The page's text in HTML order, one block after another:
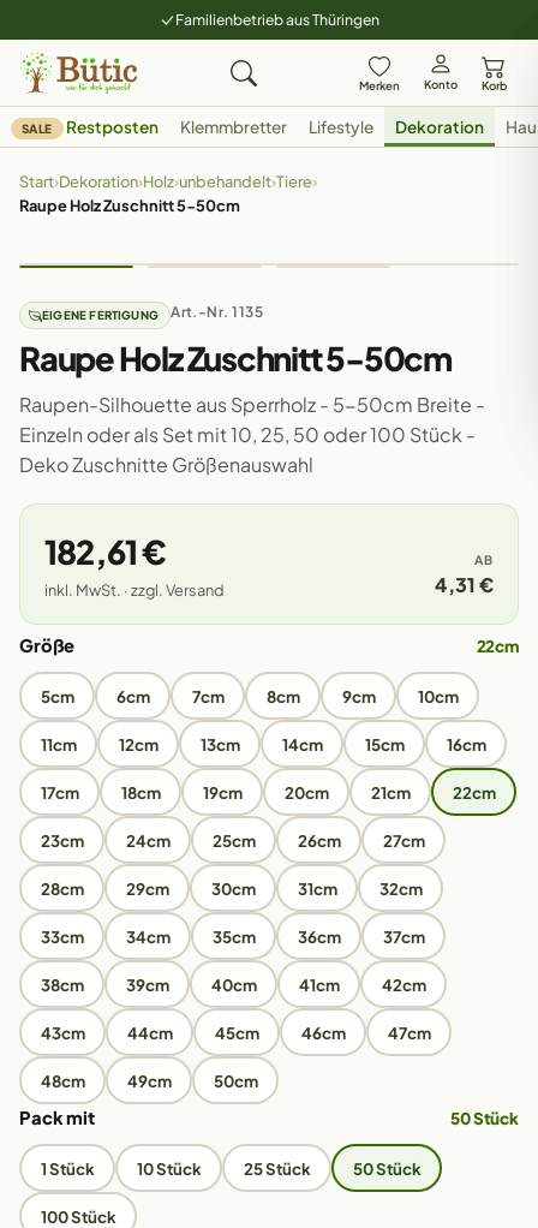
Familienbetrieb aus Thüringen
Merken Konto Korb
SALE Restposten Klemmbretter Lifestyle Dekoration
Start›Dekoration›Holz›unbehandelt›Tiere›
Raupe Holz Zuschnitt 5-50cm
EIGENE FERTIGUNG Art.-Nr. 1135
Raupe Holz Zuschnitt 5-50cm
Raupen-Silhouette aus Sperrholz - 5-50cm Breite -
Einzeln oder als Set mit 10, 25, 50 oder 100 Stück -
Deko Zuschnitte Größenauswahl
182,61 €
inkl. MwSt. · zzgl. Versand
AB
4,31 €
Größe 22cm
5cm 6cm 7cm 8cm 9cm 10cm
11cm 12cm 13cm 14cm 15cm 16cm
17cm 18cm 19cm 20cm 21cm 22cm
23cm 24cm 25cm 26cm 27cm
28cm 29cm 30cm 31cm 32cm
33cm 34cm 35cm 36cm 37cm
38cm 39cm 40cm 41cm 42cm
43cm 44cm 45cm 46cm 47cm
48cm 49cm 50cm
Pack mit 50 Stück
1 Stück 10 Stück 25 Stück 50 Stück
100 Stück